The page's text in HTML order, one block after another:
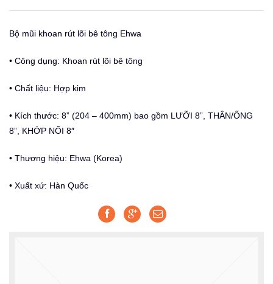
Bộ mũi khoan rút lõi bê tông Ehwa
• Công dụng: Khoan rút lõi bê tông
• Chất liệu: Hợp kim
• Kích thước: 8” (204 – 400mm) bao gồm LƯỠI 8”, THÂN/ỐNG
8”, KHỚP NỐI 8″
• Thương hiệu: Ehwa (Korea)
• Xuất xứ: Hàn Quốc